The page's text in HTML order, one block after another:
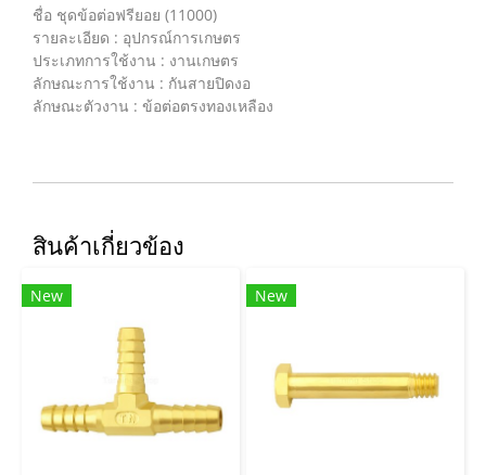
ชื่อ ชุดข้อต่อฟรียอย (11000)
รายละเอียด : อุปกรณ์การเกษตร
ประเภทการใช้งาน : งานเกษตร
ลักษณะการใช้งาน : กันสายปิดงอ
ลักษณะตัวงาน : ข้อต่อตรงทองเหลือง
สินค้าเกี่ยวข้อง
New New